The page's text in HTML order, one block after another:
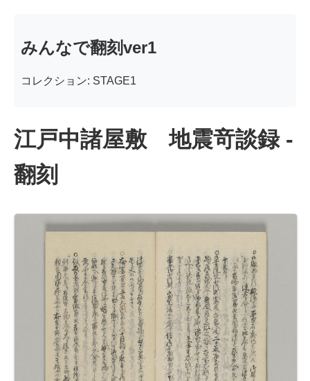
みんなで翻刻ver1
コレクション: STAGE1
江戸中諸屋敷 地震竒談録 -
翻刻